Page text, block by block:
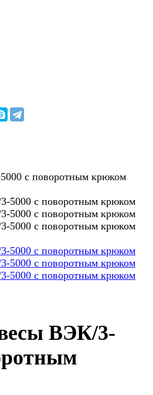
с поворотным крюком
ВЭК/3-